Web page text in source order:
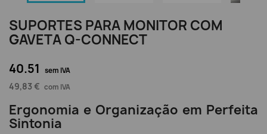
SUPORTES PARA MONITOR COM
GAVETA Q-CONNECT
40.51 sem IVA
49,83 € com IVA
Ergonomia e Organização em Perfeita
Sintonia